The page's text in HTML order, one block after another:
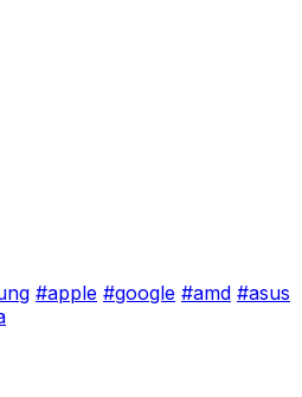
#apple #google #amd #asus